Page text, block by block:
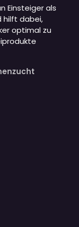
Einsteiger als
hilft dabei,
optimal zu